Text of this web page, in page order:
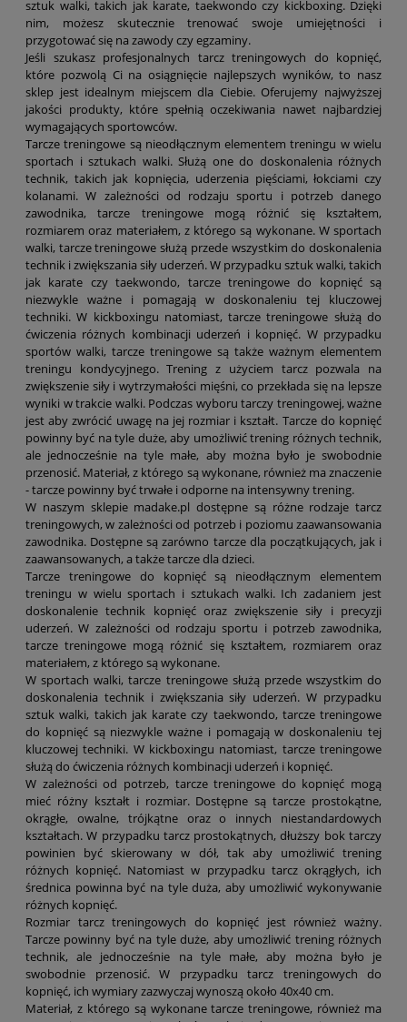
sztuk walki, takich jak karate, taekwondo czy kickboxing. Dzięki
nim, możesz skutecznie trenować swoje umiejętności i
przygotować się na zawody czy egzaminy.
Jeśli szukasz profesjonalnych tarcz treningowych do kopnięć,
które pozwolą Ci na osiągnięcie najlepszych wyników, to nasz
sklep jest idealnym miejscem dla Ciebie. Oferujemy najwyższej
jakości produkty, które spełnią oczekiwania nawet najbardziej
wymagających sportowców.
Tarcze treningowe są nieodłącznym elementem treningu w wielu
sportach i sztukach walki. Służą one do doskonalenia różnych
technik, takich jak kopnięcia, uderzenia pięściami, łokciami czy
kolanami. W zależności od rodzaju sportu i potrzeb danego
zawodnika, tarcze treningowe mogą różnić się kształtem,
rozmiarem oraz materiałem, z którego są wykonane. W sportach
walki, tarcze treningowe służą przede wszystkim do doskonalenia
technik i zwiększania siły uderzeń. W przypadku sztuk walki, takich
jak karate czy taekwondo, tarcze treningowe do kopnięć są
niezwykle ważne i pomagają w doskonaleniu tej kluczowej
techniki. W kickboxingu natomiast, tarcze treningowe służą do
ćwiczenia różnych kombinacji uderzeń i kopnięć. W przypadku
sportów walki, tarcze treningowe są także ważnym elementem
treningu kondycyjnego. Trening z użyciem tarcz pozwala na
zwiększenie siły i wytrzymałości mięśni, co przekłada się na lepsze
wyniki w trakcie walki. Podczas wyboru tarczy treningowej, ważne
jest aby zwrócić uwagę na jej rozmiar i kształt. Tarcze do kopnięć
powinny być na tyle duże, aby umożliwić trening różnych technik,
ale jednocześnie na tyle małe, aby można było je swobodnie
przenosić. Materiał, z którego są wykonane, również ma znaczenie
- tarcze powinny być trwałe i odporne na intensywny trening.
W naszym sklepie madake.pl dostępne są różne rodzaje tarcz
treningowych, w zależności od potrzeb i poziomu zaawansowania
zawodnika. Dostępne są zarówno tarcze dla początkujących, jak i
zaawansowanych, a także tarcze dla dzieci.
Tarcze treningowe do kopnięć są nieodłącznym elementem
treningu w wielu sportach i sztukach walki. Ich zadaniem jest
doskonalenie technik kopnięć oraz zwiększenie siły i precyzji
uderzeń. W zależności od rodzaju sportu i potrzeb zawodnika,
tarcze treningowe mogą różnić się kształtem, rozmiarem oraz
materiałem, z którego są wykonane.
W sportach walki, tarcze treningowe służą przede wszystkim do
doskonalenia technik i zwiększania siły uderzeń. W przypadku
sztuk walki, takich jak karate czy taekwondo, tarcze treningowe
do kopnięć są niezwykle ważne i pomagają w doskonaleniu tej
kluczowej techniki. W kickboxingu natomiast, tarcze treningowe
służą do ćwiczenia różnych kombinacji uderzeń i kopnięć.
W zależności od potrzeb, tarcze treningowe do kopnięć mogą
mieć różny kształt i rozmiar. Dostępne są tarcze prostokątne,
okrągłe, owalne, trójkątne oraz o innych niestandardowych
kształtach. W przypadku tarcz prostokątnych, dłuższy bok tarczy
powinien być skierowany w dół, tak aby umożliwić trening
różnych kopnięć. Natomiast w przypadku tarcz okrągłych, ich
średnica powinna być na tyle duża, aby umożliwić wykonywanie
różnych kopnięć.
Rozmiar tarcz treningowych do kopnięć jest również ważny.
Tarcze powinny być na tyle duże, aby umożliwić trening różnych
technik, ale jednocześnie na tyle małe, aby można było je
swobodnie przenosić. W przypadku tarcz treningowych do
kopnięć, ich wymiary zazwyczaj wynoszą około 40x40 cm.
Materiał, z którego są wykonane tarcze treningowe, również ma